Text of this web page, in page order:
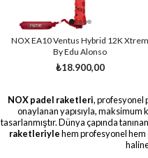
NOX EA10 Ventus Hybrid 12K Xtrem
By Edu Alonso
₺18.900,00
NOX padel raketleri, profesyonel
onaylanan yapısıyla,
tasarlanmıştır. Dünya çapında
raketleriylehem profesyonel